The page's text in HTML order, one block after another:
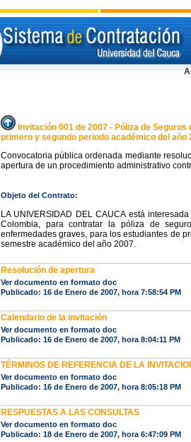
Invitación 001 de 2007 - Póliza de
primero y segundo periodo académico del año
Convocatoria pública ordenada mediante
apertura de un procedimiento administrativo
Objeto del Contrato:
LA UNIVERSIDAD DEL CAUCA está
Colombia, para contratar la póliza de
enfermedades graves, para los estudiantes de
semestre académico del año 2007.
Resolución de apertura
Ver documento en formato doc
Publicado: 16 de Enero de 2007, hora 7:58:54 PM
Calendario de la invitación
Ver documento en formato doc
Publicado: 16 de Enero de 2007, hora 8:04:11 PM
TÉRMINOS DE REFERENCIA DE LA
Ver documento en formato doc
Publicado: 16 de Enero de 2007, hora 8:05:18 PM
RESPUESTAS A LAS CONSULTAS
Ver documento en formato doc
Publicado: 18 de Enero de 2007, hora 6:47:09 PM